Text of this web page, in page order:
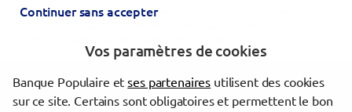
dispose d'un délai de réflexion de dix jours avant d'accepter l'offre de
Les agences Banque Populaire dans les villes à proximité
Continuer sans accepter
Vos paramètres de cookies
Banque Populaire etses partenaires utilisent des cookies
sur ce site. Certains sont obligatoires et permettent le bon